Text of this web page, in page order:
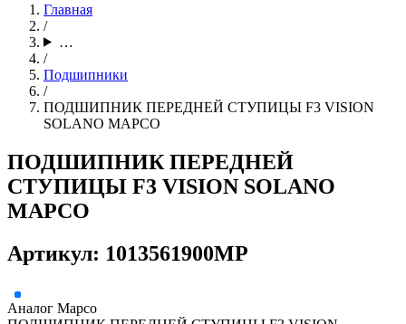
Главная
/
…
/
Подшипники
/
ПОДШИПНИК ПЕРЕДНЕЙ СТУПИЦЫ F3 VISION
SOLANO MAPCO
ПОДШИПНИК ПЕРЕДНЕЙ
СТУПИЦЫ F3 VISION SOLANO
MAPCO
Артикул: 1013561900MP
Аналог Mapco